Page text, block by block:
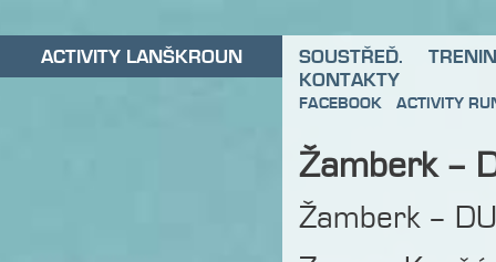
ACTIVITY LANŠKROUN SOUSTŘEĎ.
KONTAKTY
FACEBOOK ACTIVITY
Žamberk –
Žamberk –